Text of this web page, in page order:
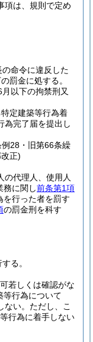
項は、規則で定め
命令に違反した
罰金に処する。
以下の拘禁刑又
定建築等行為着
為完了届を提出し
28・旧第66条繰
正)
の代理人、使用人
務に関し前条第1項
を行った者を罰す
の罰金刑を科す
る。
若しくは確認がな
等行為について
い。 ただし、こ
行為に着手しない